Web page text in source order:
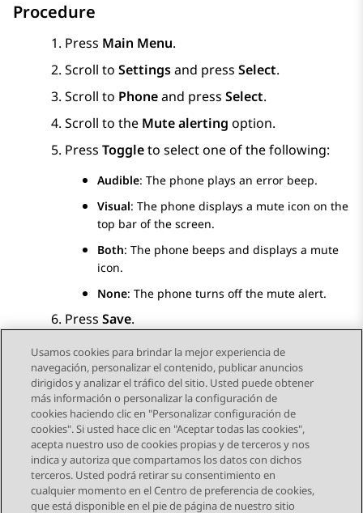
Procedure
Press Main Menu.
Scroll to Settingsand press Select.
Scroll to Phoneand press Select.
Scroll to the Mute alerting option.
Press Toggleto select one of the following:
Audible: The phone plays an error beep.
Visual: The phone displays a mute icon on the
top bar of the screen.
Both: The phone beeps and displays a mute
icon.
None: The phone turns off the mute alert.
Press Save.
Send Feedback
Navegación de tema
Tema anterior Tema siguiente
Usamos cookies para brindar la mejor experiencia de
navegación, personalizar el contenido, publicar anuncios
dirigidos y analizar el tráfico del sitio. Usted puede obtener
más información o personalizar la configuración de
cookies haciendo clic en "Personalizar configuración de
cookies". Si usted hace clic en "Aceptar todas las cookies",
acepta nuestro uso de cookies propias y de terceros y nos
indica y autoriza que compartamos los datos con dichos
terceros. Usted podrá retirar su consentimiento en
cualquier momento en el Centro de preferencia de cookies,
que está disponible en el pie de página de nuestro sitio